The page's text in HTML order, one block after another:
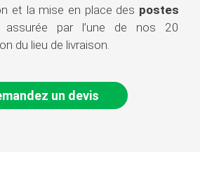
et la mise en place des postes
par l’une de nos 20
du lieu de livraison.
un devis